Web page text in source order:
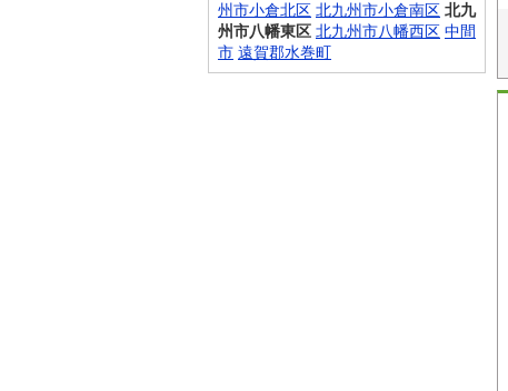
州市小倉北区 北九州市小倉南区 北九
州市八幡東区 北九州市八幡西区 中間
市 遠賀郡水巻町